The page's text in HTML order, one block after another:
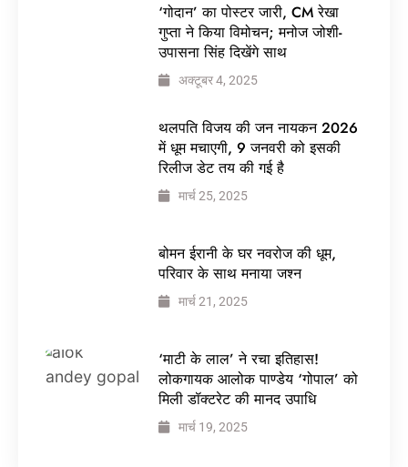
‘गोदान’ का पोस्टर जारी, CM रेखा
गुप्ता ने किया विमोचन; मनोज जोशी-
उपासना सिंह दिखेंगे साथ
अक्टूबर 4, 2025
थलपति विजय की जन नायकन 2026
में धूम मचाएगी, 9 जनवरी को इसकी
रिलीज डेट तय की गई है
मार्च 25, 2025
बोमन ईरानी के घर नवरोज की धूम,
परिवार के साथ मनाया जश्न
मार्च 21, 2025
‘माटी के लाल’ ने रचा इतिहास!
लोकगायक आलोक पाण्डेय ‘गोपाल’ को
मिली डॉक्टरेट की मानद उपाधि
मार्च 19, 2025